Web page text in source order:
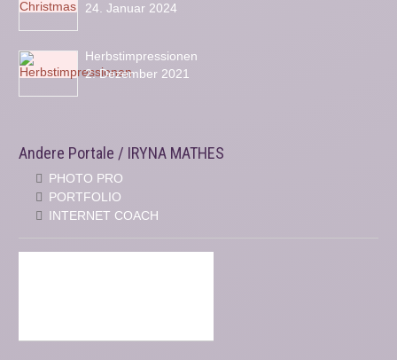
24. Januar 2024
Herbstimpressionen
2. Dezember 2021
Andere Portale / IRYNA MATHES
PHOTO PRO
PORTFOLIO
INTERNET COACH